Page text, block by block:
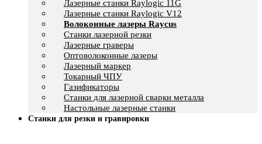
Лазерные станки Raylogic 11G
Лазерные станки Raylogic V12
Волоконные лазеры Raycus
Станки лазерной резки
Лазерные граверы
Оптоволоконные лазеры
Лазерный маркер
Токарный ЧПУ
Газификаторы
Cтанки для лазерной сварки металла
Настольные лазерные станки
Станки для резки и гравировки